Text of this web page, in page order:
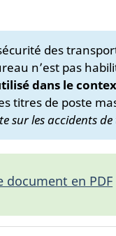
des
n’est pas
dans le
titres de poste
sur les accidents
document en PDF